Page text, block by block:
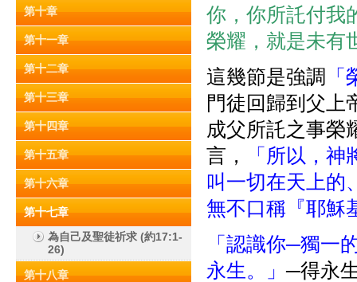
第十章
第十一章
第十二章
第十三章
第十四章
第十五章
第十六章
第十七章
為自己及聖徒祈求 (約17:1-
26)
第十八章
你，你所託付我
榮耀，就是未有
這幾節是強調
門徒回歸到父上
成父所託之事榮
言，
「所以，
叫一切在天上的
無不口稱『耶穌
「認識你─獨一
永生。」─得永